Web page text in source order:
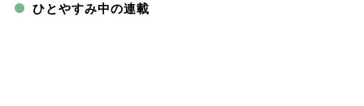
ひとやすみ中の連載